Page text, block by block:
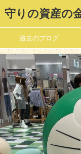
守りの資産の
過去のブログ